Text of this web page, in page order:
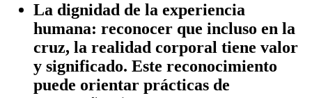
La dignidad de la experiencia
humana: reconocer que incluso en la
cruz, la realidad corporal tiene valor
y significado. Este reconocimiento
puede orientar prácticas de